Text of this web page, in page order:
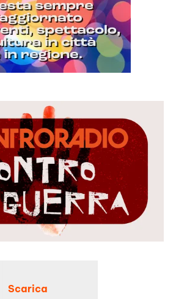
Scarica